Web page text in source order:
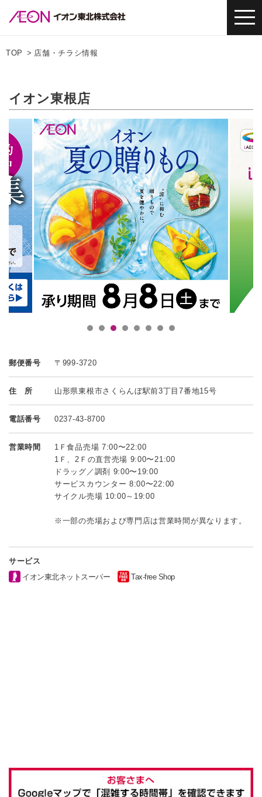
TOP 店舗・チラシ情報
イオン東根店
郵便番号 〒999-3720
住 所 山形県東根市さくらんぼ駅前3丁目7番地15号
電話番号 0237-43-8700
営業時間
1Ｆ食品売場 7:00〜22:00
1Ｆ、2Ｆの直営売場 9:00〜21:00
ドラッグ／調剤 9:00〜19:00
サービスカウンター 8:00〜22:00
サイクル売場 10:00～19:00
※一部の売場および専門店は営業時間が異なります。
サービス
イオン東北ネットスーパー
Tax-free Shop